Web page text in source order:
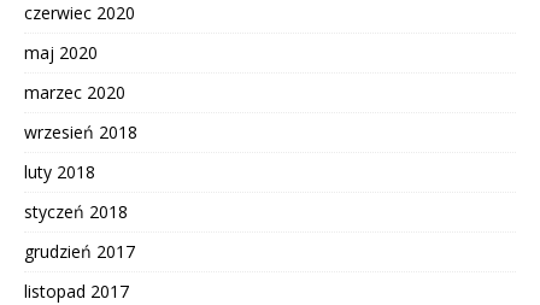
czerwiec 2020
maj 2020
marzec 2020
wrzesień 2018
luty 2018
styczeń 2018
grudzień 2017
listopad 2017